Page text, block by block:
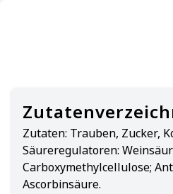
Zutaten: Trauben, Zucker,
Säureregulatoren:
Carboxymethylcellulose;
Ascorbinsäure.